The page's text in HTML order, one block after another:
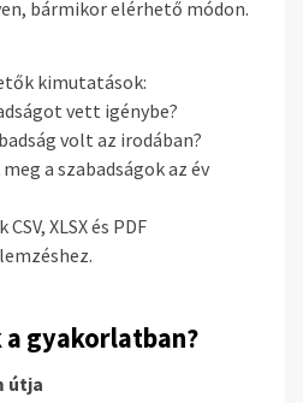
bármikor elérhető módon.
kimutatások:
vett igénybe?
volt az irodában?
a szabadságok az év
XLSX és PDF
gyakorlatban?
útja